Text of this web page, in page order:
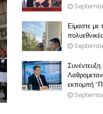
Είμαστε με
πολυεθνικές
Συνέντευξη
εκπομπή